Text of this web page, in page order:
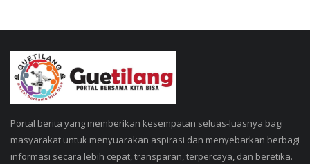
Portal berita yang memberikan kesempatan seluas-luasnya bagi
masyarakat untuk menyuarakan aspirasi dan menyebarkan berbagi
informasi secara lebih cepat, transparan, terpercaya, dan beretika.